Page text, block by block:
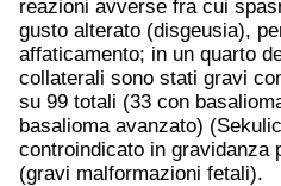
reazioni avverse fra cui
gusto alterato (disgeusia),
affaticamento; in un quarto
collaterali sono stati gravi
su 99 totali (33 con
basalioma avanzato)
controindicato in gravidanza
(gravi malformazioni fetali).